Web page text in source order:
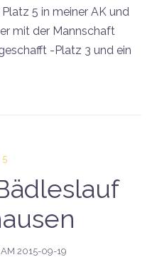
5 in meiner AK und
mit der Mannschaft
-Platz 3 und ein
2015-09-19